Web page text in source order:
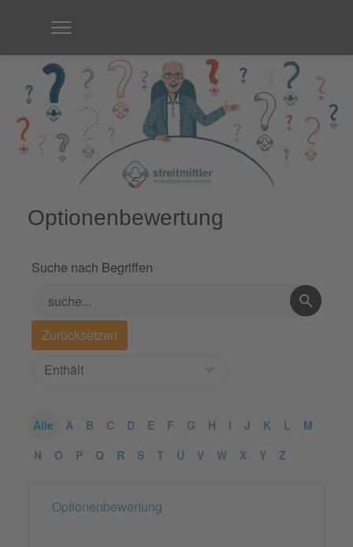
Optionenbewertung
Suche nach Begriffen
Alle A B C D E F G H I J K L
M
N
O P Q R S T U V W X Y Z
Optionenbewertung